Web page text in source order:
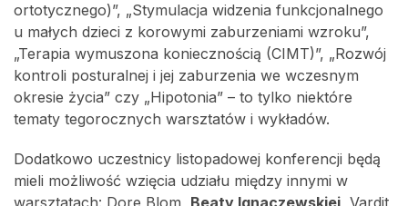
ortotycznego)”, „Stymulacja widzenia funkcjonalnego
u małych dzieci z korowymi zaburzeniami wzroku”,
„Terapia wymuszona koniecznością (CIMT)”, „Rozwój
kontroli posturalnej i jej zaburzenia we wczesnym
okresie życia” czy „Hipotonia” – to tylko niektóre
tematy tegorocznych warsztatów i wykładów.
Dodatkowo uczestnicy listopadowej konferencji będą
mieli możliwość wzięcia udziału między innymi w
warsztatach: Dore Blom, Beaty Ignaczewskiej, Vardit